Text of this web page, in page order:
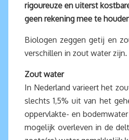
rigoureuze en uiterst
geen rekening mee te
Biologen zeggen getij en
verschillen in zout water zijn.
Zout water
In Nederland varieert het
slechts 1,5% uit van het
oppervlakte- en
mogelijk overleven in de